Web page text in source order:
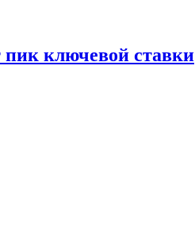
пик ключевой ставки